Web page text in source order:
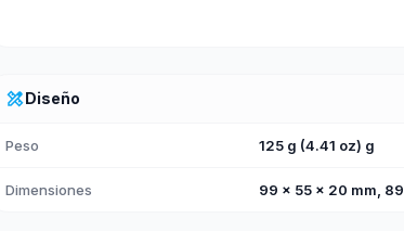
design_servicesDiseño
Peso 125 g (4.41 oz) g
Dimensiones 99 x 55 x 20 mm,